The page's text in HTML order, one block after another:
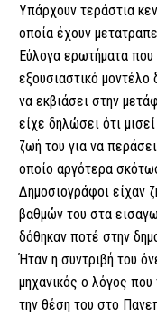
Υπάρχουν τεράστια
οποία έχουν
Εύλογα ερωτήματα που
εξουσιαστικό
να εκβιάσει στην
είχε δηλώσει ότι
ζωή του για να
οποίο αργότερα
Δημοσιογράφοι είχαν
βαθμών του στα
δόθηκαν ποτέ στην
Ήταν η συντριβή του
μηχανικός ο λόγος
την θέση του στο